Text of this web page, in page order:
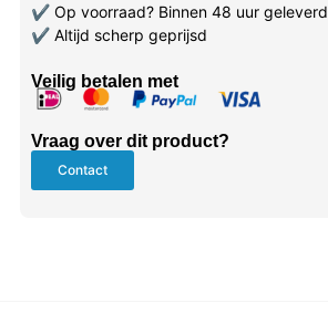
✔Op voorraad? Binnen 48 uur geleverd
✔Altijd scherp geprijsd
Veilig betalen met
Vraag over dit product?
Contact